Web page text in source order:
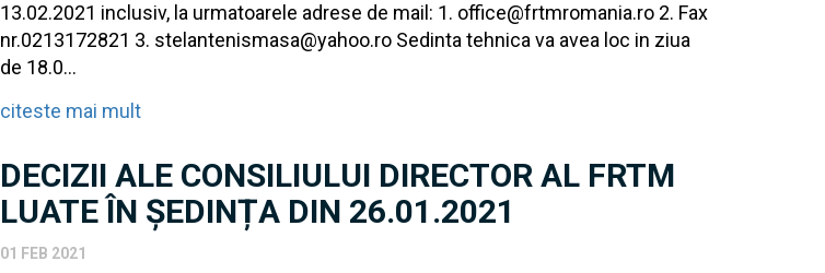
13.02.2021 inclusiv, la urmatoarele adrese de mail: 1. office@frtmromania.ro 2. Fax
nr.0213172821 3. stelantenismasa@yahoo.ro Sedinta tehnica va avea loc in ziua
de 18.0...
citeste mai mult
DECIZII ALE CONSILIULUI DIRECTOR AL FRTM
LUATE ÎN ȘEDINȚA DIN 26.01.2021
01 FEB 2021